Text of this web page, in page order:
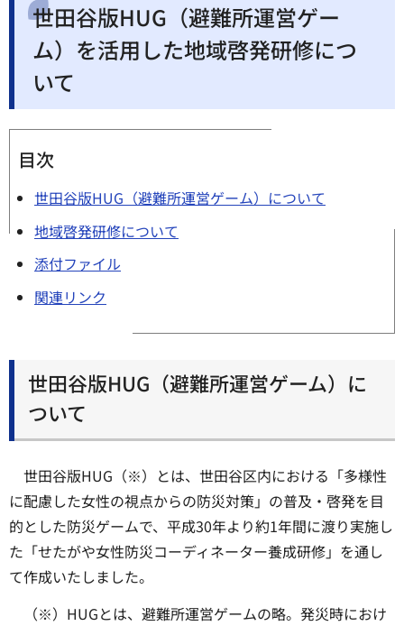
世田谷版HUG（避難所運営ゲー
ム）を活用した地域啓発研修につ
いて
目次
世田谷版HUG（避難所運営ゲーム）について
地域啓発研修について
添付ファイル
関連リンク
世田谷版HUG（避難所運営ゲーム）に
ついて
世田谷版HUG（※）とは、世田谷区内における「多様性
に配慮した女性の視点からの防災対策」の普及・啓発を目
的とした防災ゲームで、平成30年より約1年間に渡り実施し
た「せたがや女性防災コーディネーター養成研修」を通し
て作成いたしました。
（※）HUGとは、避難所運営ゲームの略。発災時におけ